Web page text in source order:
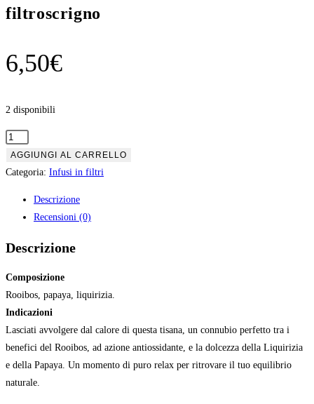
filtroscrigno
6,50€
2 disponibili
Neavita
Equilibrio
naturale
quantità
AGGIUNGI AL CARRELLO
Categoria: Infusi in filtri
Descrizione
Recensioni (0)
Descrizione
Composizione
Rooibos, papaya, liquirizia.
Indicazioni
Lasciati avvolgere dal calore di questa tisana, un connubio perfetto tra i
benefici del Rooibos, ad azione antiossidante, e la dolcezza della Liquirizia
e della Papaya. Un momento di puro relax per ritrovare il tuo equilibrio
naturale.